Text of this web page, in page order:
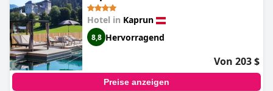
Hotel in Kaprun
8,8 Hervorragend
Von 203 $
Preise anzeigen